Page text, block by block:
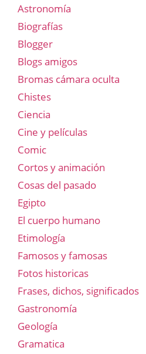
Astronomía
Biografías
Blogger
Blogs amigos
Bromas cámara oculta
Chistes
Ciencia
Cine y películas
Comic
Cortos y animación
Cosas del pasado
Egipto
El cuerpo humano
Etimología
Famosos y famosas
Fotos historicas
Frases, dichos, significados
Gastronomía
Geología
Gramatica